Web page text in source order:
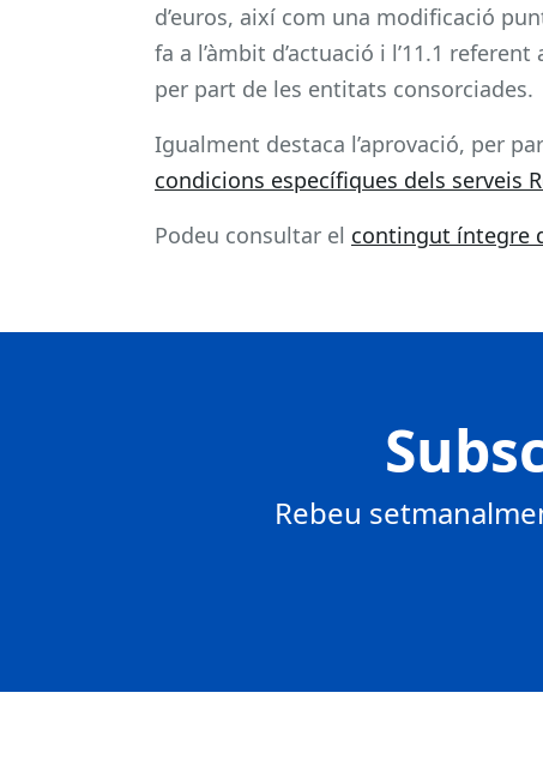
d’euros, així com una modificació
fa a l’àmbit d’actuació i l’11.1
per part de les entitats consorciades.
Igualment destaca l’aprovació, per
condicions específiques dels serveis
Podeu consultar el contingut íntegre
Rebeu